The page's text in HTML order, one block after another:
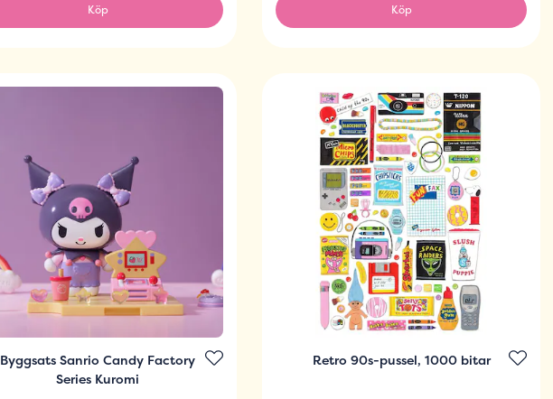
Köp Köp
Byggsats Sanrio Candy Factory
Series Kuromi
Retro 90s-pussel, 1000 bitar